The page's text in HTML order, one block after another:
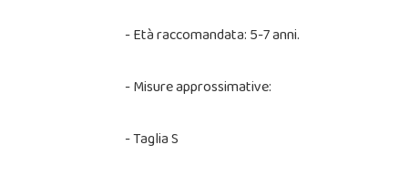
- Età raccomandata: 5-7 anni.
- Misure approssimative:
- Taglia S